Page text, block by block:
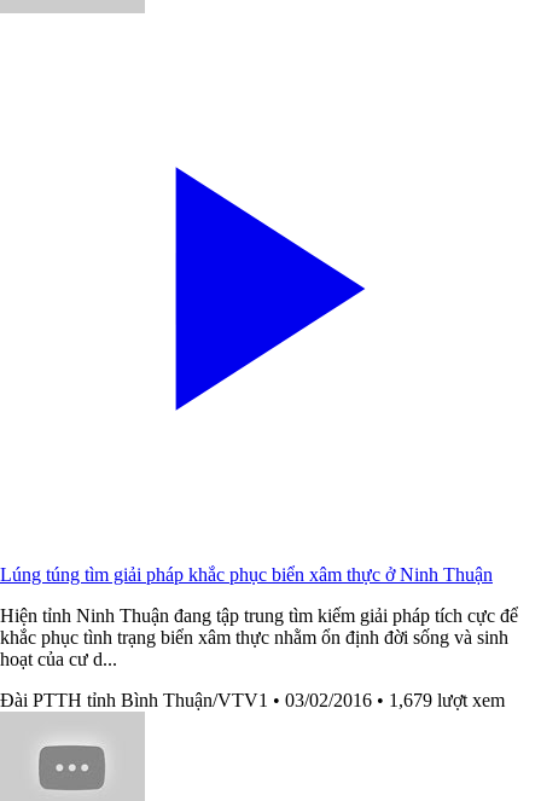
Lúng túng tìm giải pháp khắc phục biển xâm thực ở Ninh Thuận
Hiện tỉnh Ninh Thuận đang tập trung tìm kiếm giải pháp tích cực để
khắc phục tình trạng biển xâm thực nhằm ổn định đời sống và sinh
hoạt của cư d...
Đài PTTH tỉnh Bình Thuận/VTV1 • 03/02/2016 • 1,679 lượt xem